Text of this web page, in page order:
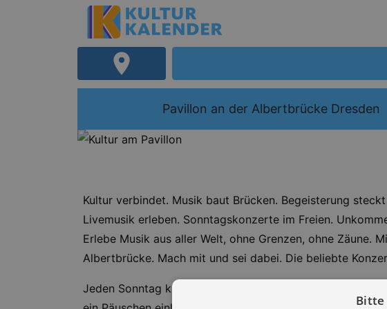
Pavillon an der Albertbrücke Dresden
Kultur verbindet. Musik baut Brücken. Begeisterung
Livemusik erleben. Sonntagskonzerte im Freien.
Erlebe Musik aus aller Welt, ohne Grenzen, ohne
Albertbrücke. Mach mit und sei dabei. Die beliebte
Jeden Sonntag kannst du eine andere Band erleben.
Bitte